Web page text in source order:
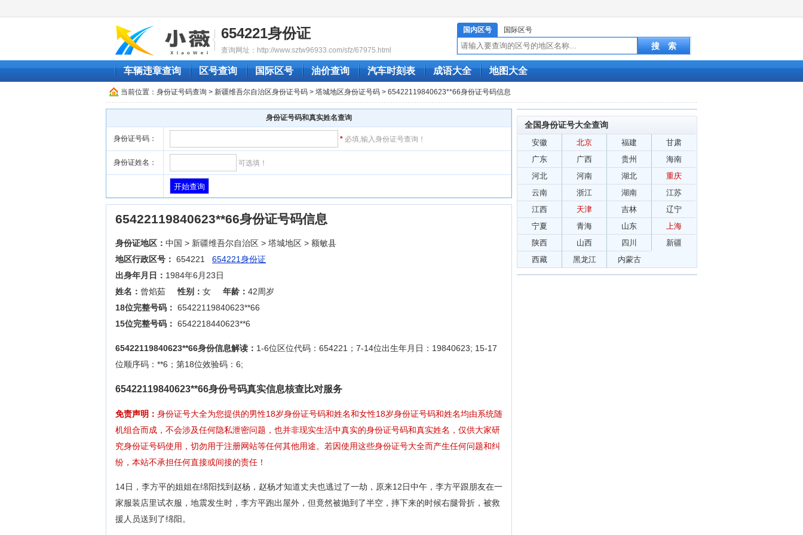
654221身份证
查询网址：http://www.sztw96933.com/sfz/67975.html
国内区号 国际区号
车辆违章查询 区号查询 国际区号 油价查询 汽车时刻表 成语大全 地图大全
当前位置： 身份证号码查询 > 新疆维吾尔自治区身份证号码 > 塔城地区身份证号码 > 65422119840623**66身份证号码信息
身份证号码和真实姓名查询
身份证号码： * 必填,输入身份证号查询！
身份证姓名： 可选填！
65422119840623**66身份证号码信息
身份证地区： 中国 > 新疆维吾尔自治区 > 塔城地区 > 额敏县
地区行政区号： 654221 654221身份证
出身年月日： 1984年6月23日
姓名： 曾焰茹性别： 女 年龄： 42周岁
18位完整号码： 65422119840623**66
15位完整号码： 6542218440623**6
65422119840623**66身份信息解读： 1-6位区位代码：654221；7-14位出生年月日：19840623; 15-17
位顺序码：**6；第18位效验码：6;
65422119840623**66身份号码真实信息核查比对服务
免责声明： 身份证号大全为您提供的男性18岁身份证号码和姓名和女性18岁身份证号码和姓名均由系统随
机组合而成，不会涉及任何隐私泄密问题，也并非现实生活中真实的身份证号码和真实姓名，仅供大家研
究身份证号码使用，切勿用于注册网站等任何其他用途。若因使用这些身份证号大全而产生任何问题和纠
纷，本站不承担任何直接或间接的责任！
14日，李方平的姐姐在绵阳找到赵杨，赵杨才知道丈夫也逃过了一劫，原来12日中午，李方平跟朋友在一
家服装店里试衣服，地震发生时，李方平跑出屋外，但竟然被抛到了半空，摔下来的时候右腿骨折，被救
援人员送到了绵阳。
全国身份证号大全查询
安徽 北京 福建
甘肃
广东
广西 贵州
海南
河北
河南 湖北
重庆
云南
浙江 湖南
江苏
江西
天津 吉林
辽宁
宁夏
青海 山东
上海
陕西
山西 四川
新疆
西藏
黑龙江 内蒙古